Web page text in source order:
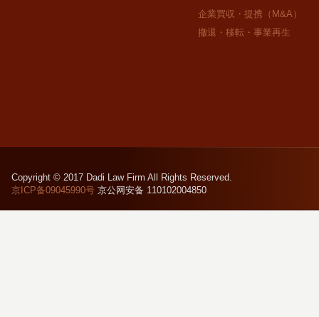
企業買収・提携（M&A）
撤退・移転・事業再生
Copyright © 2017 Dadi Law Firm All Rights Reserved.
京ICP备09045990号京公网安备 110102004850